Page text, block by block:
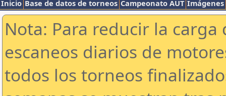
Inicio Base de datos de torneos Campeonato AUT Imágenes
Nota: Para reducir la
escaneos diarios de
todos los torneos